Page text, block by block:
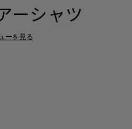
ーシャツ
ーを見る